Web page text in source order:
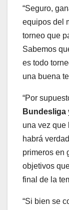
“Seguro,
equipos del
torneo que
Sabemos
es todo
una buena
“Por
Bundesliga
una vez que
habrá
primeros en
objetivos
final de la
“Si bien se